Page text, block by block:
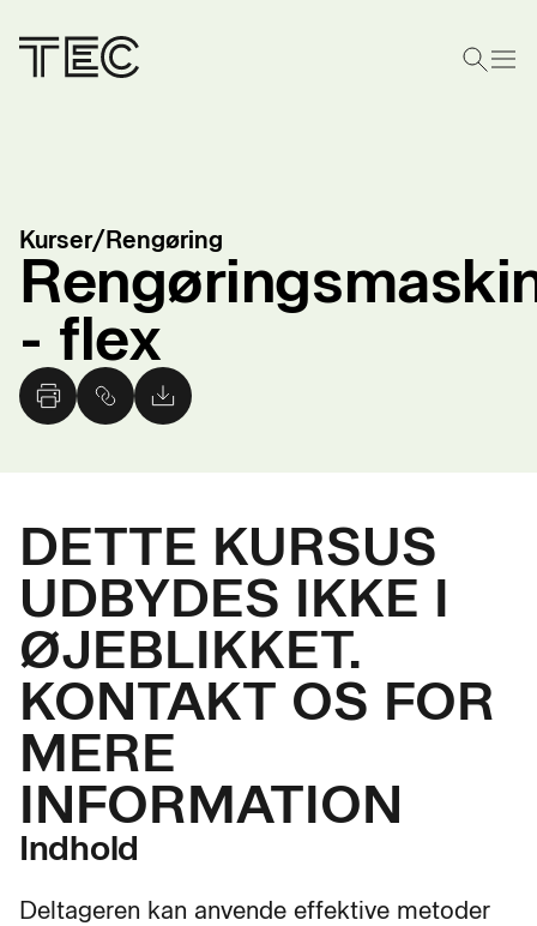
Kurser/Rengøring
- flex
DETTE KURSUS
UDBYDES IKKE I
ØJEBLIKKET.
KONTAKT OS FOR
MERE
INFORMATION
Indhold
Deltageren kan anvende effektive metoder